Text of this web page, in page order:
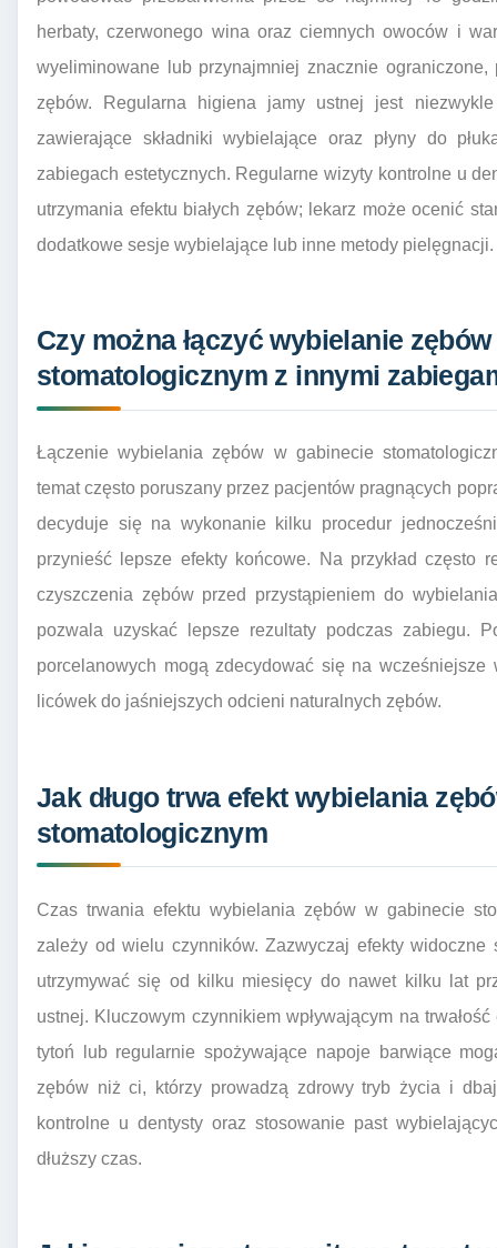
herbaty, czerwonego wina oraz ciemnych owoców i
wyeliminowane lub przynajmniej znacznie
zębów. Regularna higiena jamy ustnej jest
zawierające składniki wybielające oraz płyny do
zabiegach estetycznych. Regularne wizyty kontrolne u
utrzymania efektu białych zębów; lekarz może ocenić
dodatkowe sesje wybielające lub inne metody pielęgnacji.
Czy można łączyć wybielanie
stomatologicznym z innymi
Łączenie wybielania zębów w gabinecie
temat często poruszany przez pacjentów pragnących
decyduje się na wykonanie kilku procedur
przynieść lepsze efekty końcowe. Na przykład często
czyszczenia zębów przed przystąpieniem do
pozwala uzyskać lepsze rezultaty podczas zabiegu.
porcelanowych mogą zdecydować się na
licówek do jaśniejszych odcieni naturalnych zębów.
Jak długo trwa efekt wybielania
stomatologicznym
Czas trwania efektu wybielania zębów w gabinecie
zależy od wielu czynników. Zazwyczaj efekty
utrzymywać się od kilku miesięcy do nawet kilku lat
ustnej. Kluczowym czynnikiem wpływającym na
tytoń lub regularnie spożywające napoje barwiące
zębów niż ci, którzy prowadzą zdrowy tryb życia i
kontrolne u dentysty oraz stosowanie past
dłuższy czas.